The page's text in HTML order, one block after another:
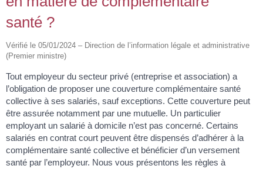
santé ?
Vérifié le 05/01/2024 – Direction de l’information légale et administrative
(Premier ministre)
Tout employeur du secteur privé (entreprise et association) a
l’obligation de proposer une couverture complémentaire santé
collective à ses salariés, sauf exceptions. Cette couverture peut
être assurée notamment par une mutuelle. Un particulier
employant un salarié à domicile n’est pas concerné. Certains
salariés en contrat court peuvent être dispensés d’adhérer à la
complémentaire santé collective et bénéficier d’un versement
santé par l’employeur. Nous vous présentons les règles à